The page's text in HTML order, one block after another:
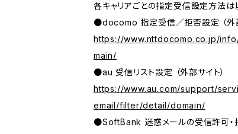
各キャリアごとの指定受信設定方法は
●docomo 指定受信／拒否設定 （外部
https://www.nttdocomo.co.jp/
main/
●au 受信リスト設定 （外部サイト）
https://www.au.com/support/
email/filter/detail/domain/
●SoftBank 迷惑メールの受信許可・